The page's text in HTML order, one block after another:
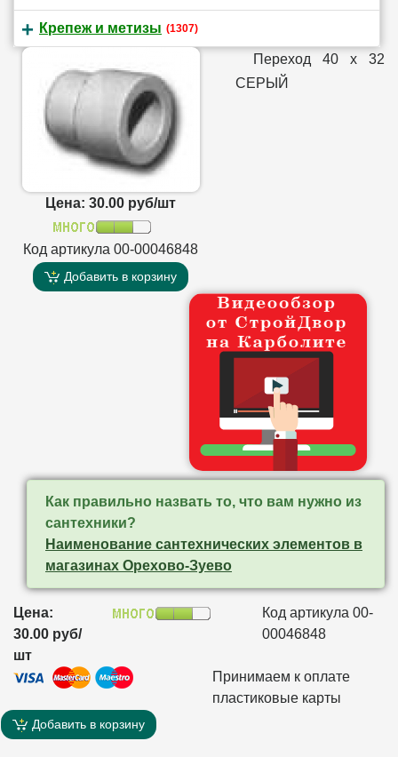
Крепеж и метизы (1307)
Цена: 30.00 руб/шт
Код артикула 00-00046848
Добавить в корзину
Переход 40 x 32
СЕРЫЙ
Как правильно назвать то, что вам нужно из
сантехники?
Ηaимeнoвание caнтeхничeских элeментoв в
магазинах Орехово-Зуево
Цена:
30.00 руб/
шт
Код артикула 00-
00046848
Принимаем к оплате
пластиковые карты
Добавить в корзину